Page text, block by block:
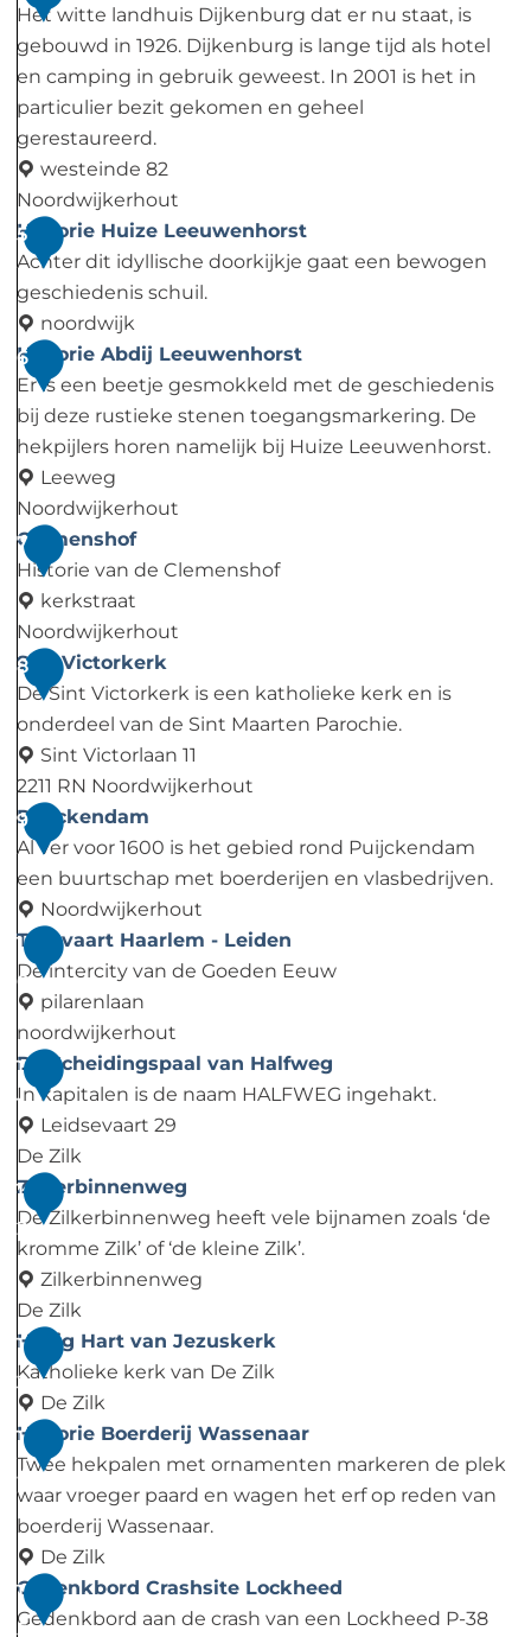
e
n
e
d
e
n
k
b
o
r
d
:
H
a
l
i
f
a
x
s
t
o
r
t
n
e
e
r
o
p
b
o
e
r
d
e
r
i
j
V
r
e
d
e
b
e
s
t
Het witte landhuis Dijkenburg dat er nu staat, is
gebouwd in 1926. Dijkenburg is lange tijd als hotel
en camping in gebruik geweest. In 2001 is het in
particulier bezit gekomen en geheel
gerestaureerd.
westeinde 82
Noordwijkerhout
D
i
j
k
e
n
b
u
r
g
5
Historie Huize Leeuwenhorst
Achter dit idyllische doorkijkje gaat een bewogen
geschiedenis schuil.
noordwijk
H
i
s
t
o
r
i
e
H
u
i
z
e
L
e
e
u
w
e
n
h
o
r
s
t
6
Historie Abdij Leeuwenhorst
Er is een beetje gesmokkeld met de geschiedenis
bij deze rustieke stenen toegangsmarkering. De
hekpijlers horen namelijk bij Huize Leeuwenhorst.
Leeweg
Noordwijkerhout
H
i
s
t
o
r
i
e
A
b
d
i
j
L
e
e
u
w
e
n
h
o
r
s
t
7
Clemenshof
Historie van de Clemenshof
kerkstraat
Noordwijkerhout
C
l
e
m
e
n
s
h
o
f
8
Sint Victorkerk
De Sint Victorkerk is een katholieke kerk en is
onderdeel van de Sint Maarten Parochie.
Sint Victorlaan 11
2211 RN Noordwijkerhout
S
i
n
t
V
i
c
t
o
r
k
e
r
k
9
Puijckendam
Al ver voor 1600 is het gebied rond Puijckendam
een buurtschap met boerderijen en vlasbedrijven.
Noordwijkerhout
P
u
i
j
c
k
e
n
d
a
m
1
0
Trekvaart Haarlem - Leiden
De intercity van de Goeden Eeuw
pilarenlaan
noordwijkerhout
T
r
e
k
v
a
a
r
t
H
a
a
r
l
e
m
-
L
e
1
1
De Scheidingspaal van Halfweg
In kapitalen is de naam HALFWEG ingehakt.
Leidsevaart 29
De Zilk
D
e
S
c
h
e
i
d
i
n
g
s
p
a
a
1
2
Zilkerbinnenweg
De Zilkerbinnenweg heeft vele bijnamen zoals ‘de
kromme Zilk’ of ‘de kleine Zilk’.
Zilkerbinnenweg
De Zilk
Z
i
l
k
e
r
b
i
n
n
1
3
Heilig Hart van Jezuskerk
Katholieke kerk van De Zilk
De Zilk
H
e
i
l
i
g
H
1
4
Historie Boerderij Wassenaar
Twee hekpalen met ornamenten markeren de plek
waar vroeger paard en wagen het erf op reden van
boerderij Wassenaar.
De Zilk
H
i
1
5
Gedenkbord Crashsite Lockheed
Gedenkbord aan de crash van een Lockheed P-38